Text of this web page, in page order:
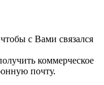
с Вами связался
коммерческое
почту.